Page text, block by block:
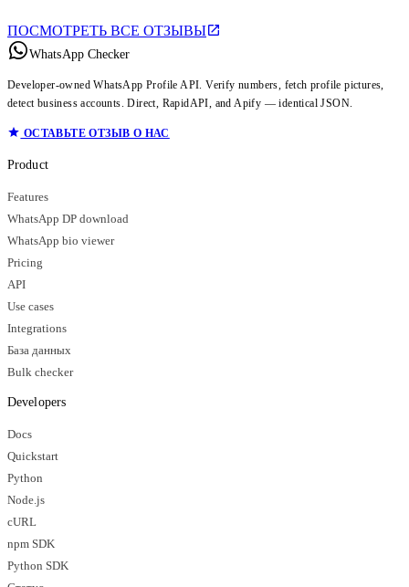
ПОСМОТРЕТЬ ВСЕ ОТЗЫВЫ
WhatsApp Checker
Developer-owned WhatsApp Profile API. Verify numbers, fetch profile pictures,
detect business accounts. Direct, RapidAPI, and Apify — identical JSON.
ОСТАВЬТЕ ОТЗЫВ О НАС
Product
Features
WhatsApp DP download
WhatsApp bio viewer
Pricing
API
Use cases
Integrations
База данных
Bulk checker
Developers
Docs
Quickstart
Python
Node.js
cURL
npm SDK
Python SDK